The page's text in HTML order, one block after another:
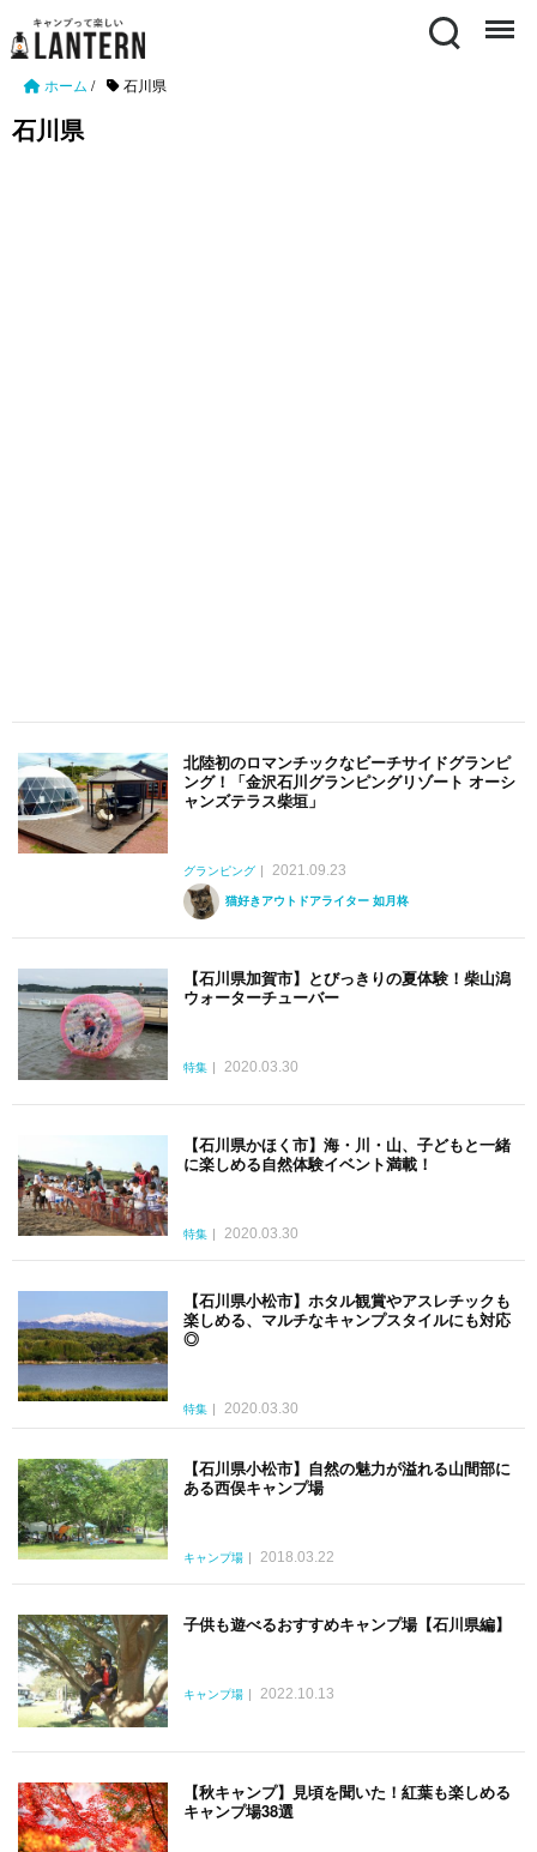
Search Menu
ホーム / 石川県
石川県
北陸初のロマンチックなビーチサイドグランピ
ング！「金沢石川グランピングリゾート オーシ
ャンズテラス柴垣」
グランピング
2021.09.23
猫好きアウトドアライター 如月柊
【石川県加賀市】とびっきりの夏体験！柴山潟
ウォーターチューバー
特集 2020.03.30
【石川県かほく市】海・川・山、子どもと一緒
に楽しめる自然体験イベント満載！
特集 2020.03.30
【石川県小松市】ホタル観賞やアスレチックも
楽しめる、マルチなキャンプスタイルにも対応
◎
特集 2020.03.30
【石川県小松市】自然の魅力が溢れる山間部に
ある西俣キャンプ場
キャンプ場 2018.03.22
子供も遊べるおすすめキャンプ場【石川県編】
キャンプ場 2022.10.13
【秋キャンプ】見頃を聞いた！紅葉も楽しめる
キャンプ場38選